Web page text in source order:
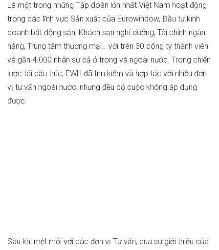
Là một trong những Tập đoàn lớn nhất Việt Nam hoạt động
trong các lĩnh vực Sản xuất cửa Eurowindow, Đầu tư kinh
doanh bất động sản, Khách sạn nghỉ dưỡng, Tài chính ngân
hàng, Trung tâm thương mại… với trên 30 công ty thành viên
và gần 4.000 nhân sự cả ở trong và ngoài nước. Trong chiến
lược tái cấu trúc, EWH đã tìm kiếm và hợp tác với nhiều đơn
vị tư vấn ngoài nước, nhưng đều bỏ cuộc không áp dụng
được.
Sau khi mệt mỏi với các đơn vị Tư vấn, qua sự giới thiệu của